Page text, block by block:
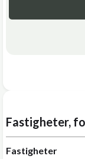
Fastigheter,
Fastigheter